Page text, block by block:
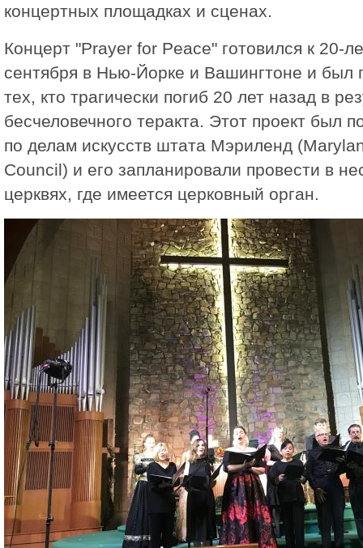
концертных площадках и сценах.
Концерт "Prayer for Peace" готовился к 20-
сентября в Нью-Йорке и Вашингтоне и был
тех, кто трагически погиб 20 лет назад в
бесчеловечного теракта. Этот проект был
по делам искусств штата Мэриленд
Council) и его запланировали провести в
церквях, где имеется церковный орган.